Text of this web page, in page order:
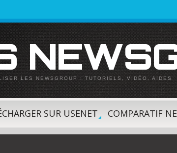
LES NEWSGROUP : TUTORIELS, VIDÉO, AIDES
SUR USENET
»
COMPARATIF